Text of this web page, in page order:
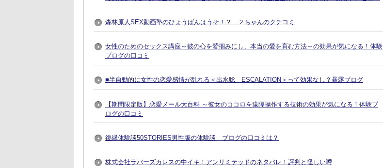
森林原人SEX動画塾のひょうばんはうそ！？ ２ちゃんのクチコミ
女性のためのセックス講座～彼の心を鷲掴みにし、本当の愛を育む方法～の効果が気になる！体験
ブログの口コミ
■半自動的に女性の恋愛感情が乱れる＜出水聡 ESCALATION＞って効果なし？暴露ブログ
【期間限定版】恋愛メール大百科 ～彼女のココロを遠隔操作する技術の効果が気になる！体験ブ
ログの口コミ
復縁体験談50STORIES男性版の体験談 ブログの口コミは？
株式会社ラバーズカレスの中イキ！アンリミテッドのネタバレ！評判と怪しい噂